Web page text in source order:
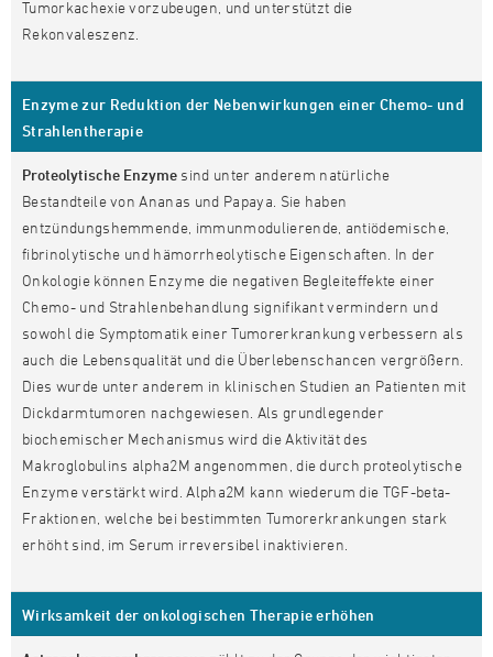
Tumorkachexie vorzubeugen, und unterstützt die
Rekonvaleszenz.
Enzyme zur Reduktion der Nebenwirkungen einer Chemo- und
Strahlentherapie
Proteolytische Enzyme sind unter anderem natürliche
Bestandteile von Ananas und Papaya. Sie haben
entzündungshemmende, immunmodulierende, antiödemische,
fibrinolytische und hämorrheolytische Eigenschaften. In der
Onkologie können Enzyme die negativen Begleiteffekte einer
Chemo- und Strahlenbehandlung signifikant vermindern und
sowohl die Symptomatik einer Tumorerkrankung verbessern als
auch die Lebensqualität und die Überlebenschancen vergrößern.
Dies wurde unter anderem in klinischen Studien an Patienten mit
Dickdarmtumoren nachgewiesen. Als grundlegender
biochemischer Mechanismus wird die Aktivität des
Makroglobulins alpha2M angenommen, die durch proteolytische
Enzyme verstärkt wird. Alpha2M kann wiederum die TGF-beta-
Fraktionen, welche bei bestimmten Tumorerkrankungen stark
erhöht sind, im Serum irreversibel inaktivieren.
Wirksamkeit der onkologischen Therapie erhöhen